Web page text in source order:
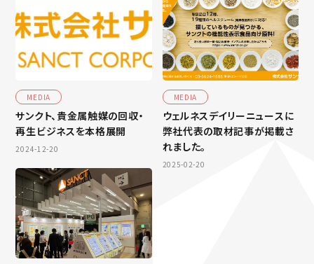
MEDIA
サンクト、貴金属触媒の回収・
再生ビジネスを本格展開
2024-12-20
MEDIA
ウェルネスデイリーニュースに
弊社代表の取材記事が掲載さ
れました。
2025-02-20